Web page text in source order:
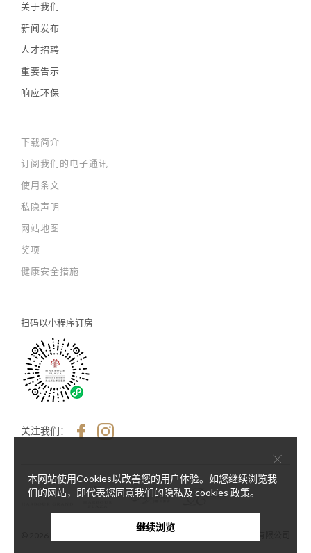
关于我们
新闻发布
人才招聘
重要告示
响应环保
下载简介
订阅我们的电子通讯
使用条文
私隐声明
网站地图
奖项
健康安全措施
扫码以小程序订房
关注我们：
© 2026 Harbour Plaza Hotel Management Limited 海逸酒店管理有限公司
×
本网站使用Cookies以改善您的用户体验。如您继续浏览我
们的网站，即代表您同意我们的隐私及 cookies 政策。
继续浏览